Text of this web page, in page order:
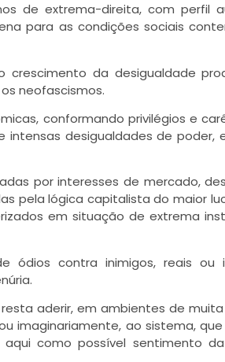
de extrema-direita, com perfil
para as condições sociais
crescimento da desigualdade
neofascismos.
conformando privilégios e
intensas desigualdades de poder,
por interesses de mercado,
pela lógica capitalista do maior
em situação de extrema
ódios contra inimigos, reais ou
aderir, em ambientes de
imaginariamente, ao sistema,
como possível sentimento